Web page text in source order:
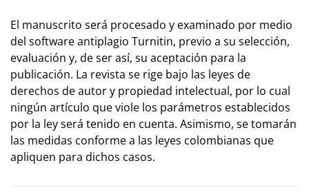
El manuscrito será procesado y examinado por medio
del software antiplagio Turnitin, previo a su selección,
evaluación y, de ser así, su aceptación para la
publicación. La revista se rige bajo las leyes de
derechos de autor y propiedad intelectual, por lo cual
ningún artículo que viole los parámetros establecidos
por la ley será tenido en cuenta. Asimismo, se tomarán
las medidas conforme a las leyes colombianas que
apliquen para dichos casos.